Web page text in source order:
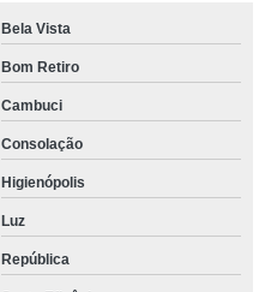
Bela Vista
Bom Retiro
Cambuci
Consolação
Higienópolis
Luz
República